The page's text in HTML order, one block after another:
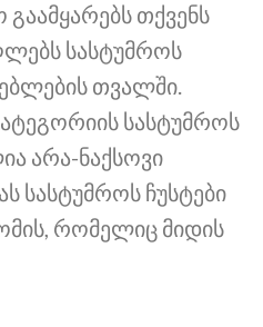
თქვენს
სასტუმროს
თვალში.
სასტუმროს
არა-ნაქსოვი
სასტუმროს ჩუსტები
რომელიც მიდის